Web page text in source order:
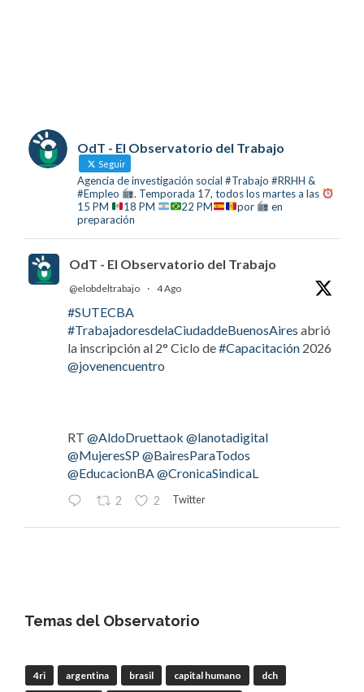
OdT - El Observatorio del Trabajo
Seguir
Agencia de investigación social #Trabajo #RRHH &
#Empleo
. Temporada 17, todos los martes a las
15 PM
18 PM 22 PM por
en
preparación
OdT - El Observatorio del Trabajo
@elobdeltrabajo · 4 Ago
#SUTECBA
#TrabajadoresdelaCiudaddeBuenosAires abrió
la inscripción al 2° Ciclo de#Capacitación 2026
@jovenencuentro
RT @AldoDruettaok @lanotadigital
@MujeresSP@BairesParaTodos
@EducacionBA@CronicaSindicaL
2 2 Twitter
Orgánica del#BCRA
Temas del Observatorio
4ri argentina brasil capital humano dch